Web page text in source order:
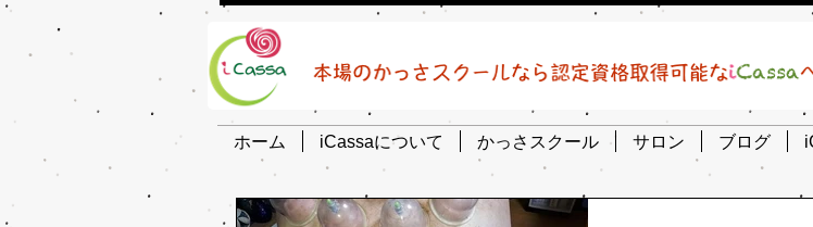
ホーム iCassaについて かっさスクール サロン ブログ